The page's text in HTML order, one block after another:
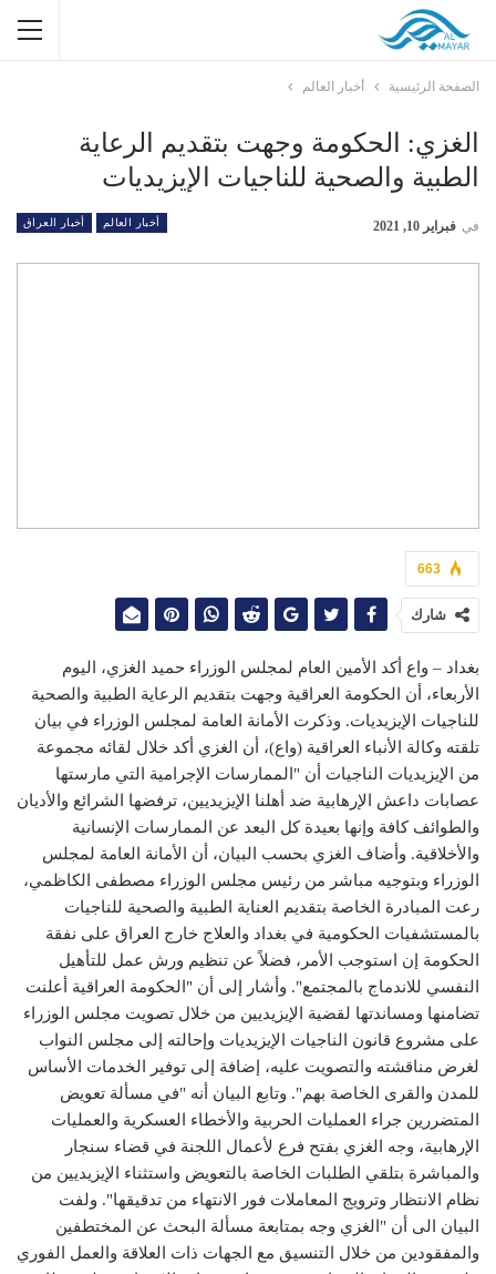
الصفحة الرئيسية أخبار العالم
الغزي: الحكومة وجهت بتقديم الرعاية
الطبية والصحية للناجيات الإيزيديات
أخبار العالم أخبار العراق في فبراير 10, 2021
663
شارك
بغداد – واع أكد الأمين العام لمجلس الوزراء حميد الغزي، اليوم
الأربعاء، أن الحكومة العراقية وجهت بتقديم الرعاية الطبية والصحية
للناجيات الإيزيديات. وذكرت الأمانة العامة لمجلس الوزراء في بيان
تلقته وكالة الأنباء العراقية (واع)، أن الغزي أكد خلال لقائه مجموعة
من الإيزيديات الناجيات أن "الممارسات الإجرامية التي مارستها
عصابات داعش الإرهابية ضد أهلنا الإيزيديين، ترفضها الشرائع والأديان
والطوائف كافة وإنها بعيدة كل البعد عن الممارسات الإنسانية
والأخلاقية. وأضاف الغزي بحسب البيان، أن الأمانة العامة لمجلس
الوزراء وبتوجيه مباشر من رئيس مجلس الوزراء مصطفى الكاظمي،
رعت المبادرة الخاصة بتقديم العناية الطبية والصحية للناجيات
بالمستشفيات الحكومية في بغداد والعلاج خارج العراق على نفقة
الحكومة إن استوجب الأمر، فضلاً عن تنظيم ورش عمل للتأهيل
النفسي للاندماج بالمجتمع". وأشار إلى أن "الحكومة العراقية أعلنت
تضامنها ومساندتها لقضية الإيزيديين من خلال تصويت مجلس الوزراء
على مشروع قانون الناجيات الإيزيديات وإحالته إلى مجلس النواب
لغرض مناقشته والتصويت عليه، إضافة إلى توفير الخدمات الأساس
للمدن والقرى الخاصة بهم". وتابع البيان أنه "في مسألة تعويض
المتضررين جراء العمليات الحربية والأخطاء العسكرية والعمليات
الإرهابية، وجه الغزي بفتح فرع لأعمال اللجنة في قضاء سنجار
والمباشرة بتلقي الطلبات الخاصة بالتعويض واستثناء الإيزيديين من
نظام الانتظار وترويج المعاملات فور الانتهاء من تدقيقها". ولفت
البيان الى أن "الغزي وجه بمتابعة مسألة البحث عن المختطفين
والمفقودين من خلال التنسيق مع الجهات ذات العلاقة والعمل الفوري